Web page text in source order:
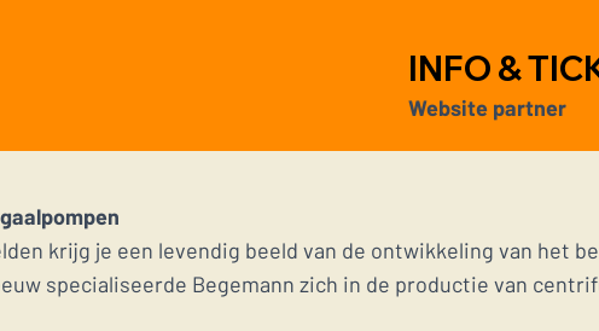
INFO &
Website partner
krijg je een levendig beeld van de ontwikkeling van het
specialiseerde Begemann zich in de productie van